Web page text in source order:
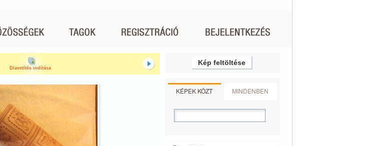
Diavetítés indítása
Kép feltöltése
KÉPEK KÖZT MINDENBEN